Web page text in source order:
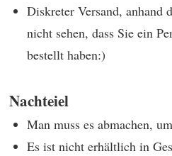
Diskreter Versand, anhand
nicht sehen, dass Sie ein
bestellt haben:)
Nachteiel
Man muss es abmachen,
Es ist nicht erhältlich in